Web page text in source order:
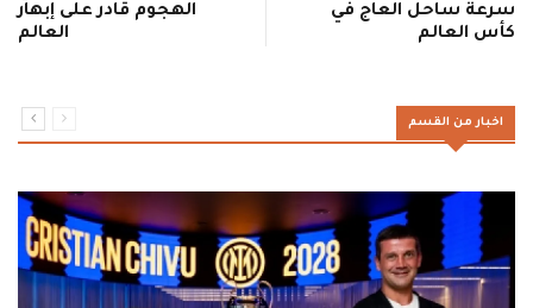
سرعة ساحل العاج في
كأس العالم
الهجوم قادر على إبهار
العالم
اخبار من القسم